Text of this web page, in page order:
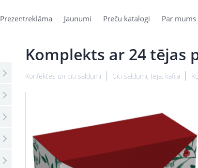
Prezentreklāma Jaunumi Preču katalogi Par mums
Komplekts ar 24 tējas
Konfektes un citi saldumi Citi saldumi, tēja, kafija